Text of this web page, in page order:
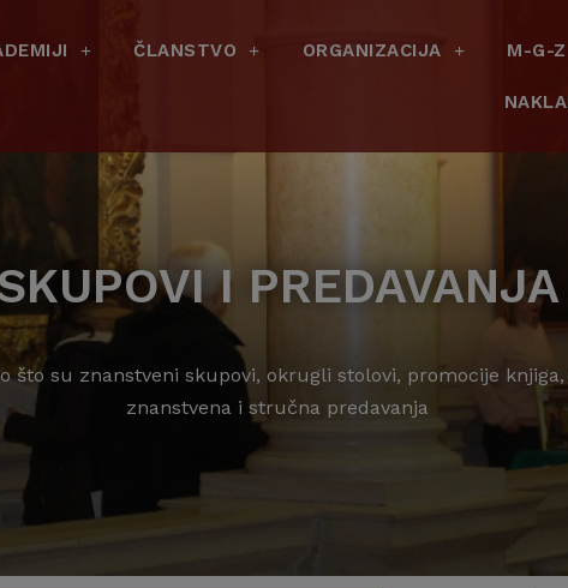
ČLANSTVO ORGANIZACIJA M-G-Z
I PREDAVANJA
što su znanstveni skupovi, okrugli stolovi, promocije
znanstvena i stručna predavanja